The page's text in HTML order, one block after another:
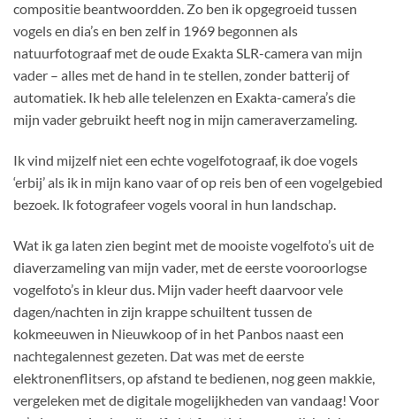
compositie beantwoordden. Zo ben ik opgegroeid tussen
vogels en dia’s en ben zelf in 1969 begonnen als
natuurfotograaf met de oude Exakta SLR-camera van mijn
vader – alles met de hand in te stellen, zonder batterij of
automatiek. Ik heb alle telelenzen en Exakta-camera’s die
mijn vader gebruikt heeft nog in mijn cameraverzameling.
Ik vind mijzelf niet een echte vogelfotograaf, ik doe vogels
‘erbij’ als ik in mijn kano vaar of op reis ben of een vogelgebied
bezoek. Ik fotografeer vogels vooral in hun landschap.
Wat ik ga laten zien begint met de mooiste vogelfoto’s uit de
diaverzameling van mijn vader, met de eerste vooroorlogse
vogelfoto’s in kleur dus. Mijn vader heeft daarvoor vele
dagen/nachten in zijn krappe schuiltent tussen de
kokmeeuwen in Nieuwkoop of in het Panbos naast een
nachtegalennest gezeten. Dat was met de eerste
elektronenflitsers, op afstand te bedienen, nog geen makkie,
vergeleken met de digitale mogelijkheden van vandaag! Voor